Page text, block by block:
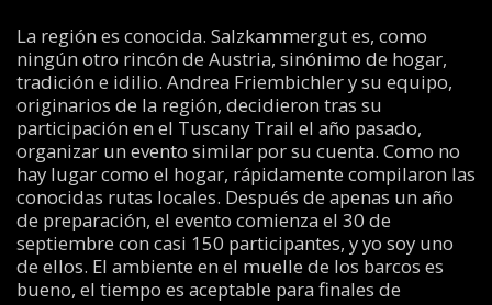
La región es conocida. Salzkammergut es, como
ningún otro rincón de Austria, sinónimo de hogar,
tradición e idilio. Andrea Friembichler y su equipo,
originarios de la región, decidieron tras su
participación en el Tuscany Trail el año pasado,
organizar un evento similar por su cuenta. Como no
hay lugar como el hogar, rápidamente compilaron las
conocidas rutas locales. Después de apenas un año
de preparación, el evento comienza el 30 de
septiembre con casi 150 participantes, y yo soy uno
de ellos. El ambiente en el muelle de los barcos es
bueno, el tiempo es aceptable para finales de